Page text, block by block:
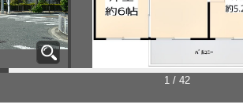
1 / 42